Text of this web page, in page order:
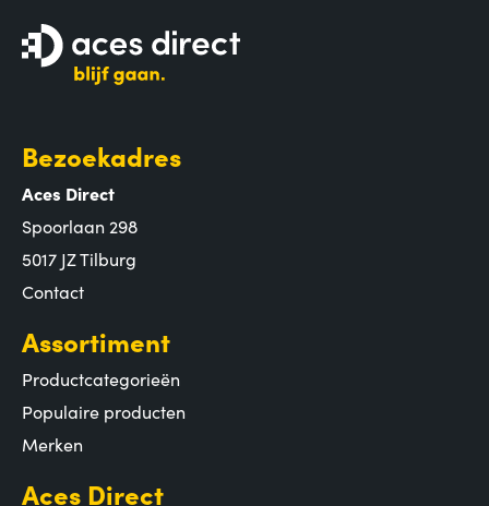
Bezoekadres
Aces Direct
Spoorlaan 298
5017 JZ Tilburg
Contact
Assortiment
Productcategorieën
Populaire producten
Merken
Aces Direct